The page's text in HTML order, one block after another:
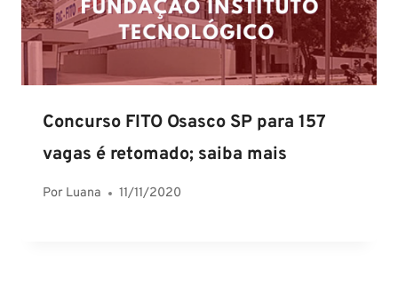
Concurso FITO Osasco SP para 157
vagas é retomado; saiba mais
Por Luana 11/11/2020